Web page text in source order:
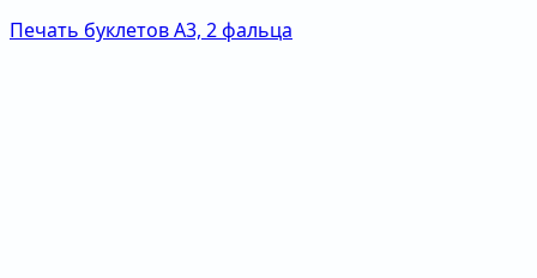
Печать буклетов А3, 2 фальца